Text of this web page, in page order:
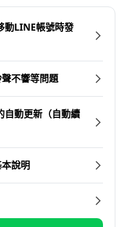
動LINE帳號時發
不響等問題
自動更新（自動續
說明